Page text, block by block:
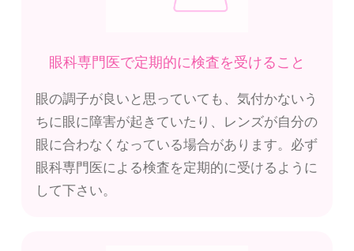
眼科専門医で定期的に検査を受けること
眼の調子が良いと思っていても、気付かないう
ちに眼に障害が起きていたり、レンズが自分の
眼に合わなくなっている場合があります。必ず
眼科専門医による検査を定期的に受けるように
して下さい。